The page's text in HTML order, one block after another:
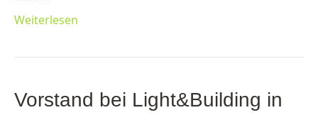
Weiterlesen
Vorstand bei Light&Building in